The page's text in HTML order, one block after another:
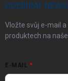
ODEBÍRAT
Vložte svůj e-mail
produktech na
E-MAIL